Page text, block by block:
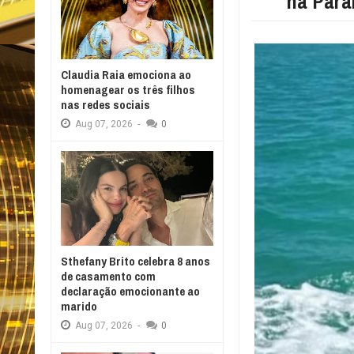
Claudia Raia emociona ao
homenagear os três filhos
nas redes sociais
Aug 07, 2026 - 0
Sthefany Brito celebra 8 anos
de casamento com
declaração emocionante ao
marido
Aug 07, 2026 - 0